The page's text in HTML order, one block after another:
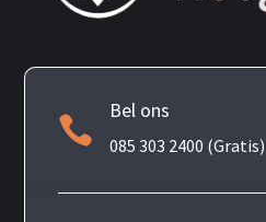

Bel ons
085 303 2400 (Gratis)